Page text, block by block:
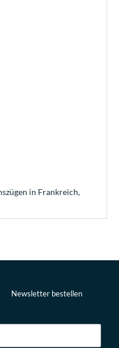
in Frankreich,
Newsletter bestellen